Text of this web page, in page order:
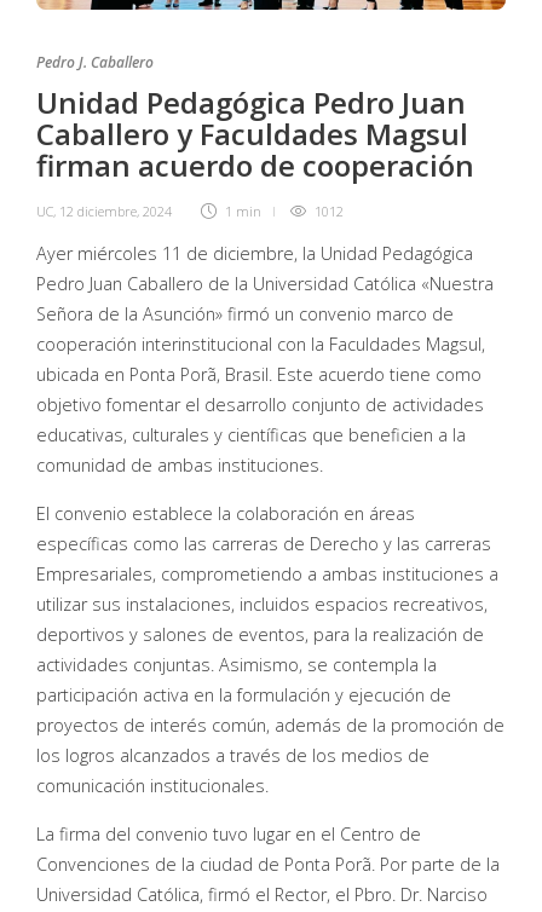
Pedro J. Caballero
Unidad Pedagógica Pedro Juan
Caballero y Faculdades Magsul
firman acuerdo de cooperación
UC, 12 diciembre, 2024 1 min 1012
Ayer miércoles 11 de diciembre, la Unidad Pedagógica
Pedro Juan Caballero de la Universidad Católica «Nuestra
Señora de la Asunción» firmó un convenio marco de
cooperación interinstitucional con la Faculdades Magsul,
ubicada en Ponta Porã, Brasil. Este acuerdo tiene como
objetivo fomentar el desarrollo conjunto de actividades
educativas, culturales y científicas que beneficien a la
comunidad de ambas instituciones.
El convenio establece la colaboración en áreas
específicas como las carreras de Derecho y las carreras
Empresariales, comprometiendo a ambas instituciones a
utilizar sus instalaciones, incluidos espacios recreativos,
deportivos y salones de eventos, para la realización de
actividades conjuntas. Asimismo, se contempla la
participación activa en la formulación y ejecución de
proyectos de interés común, además de la promoción de
los logros alcanzados a través de los medios de
comunicación institucionales.
La firma del convenio tuvo lugar en el Centro de
Convenciones de la ciudad de Ponta Porã. Por parte de la
Universidad Católica, firmó el Rector, el Pbro. Dr. Narciso